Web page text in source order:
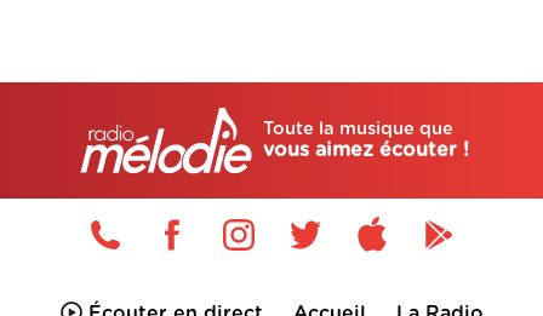
Toute la musique que
vous aimez écouter !